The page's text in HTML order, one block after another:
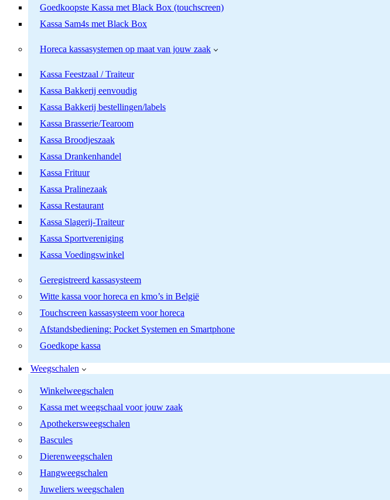
Goedkoopste Kassa met Black Box (touchscreen)
Kassa Sam4s met Black Box
Horeca kassasystemen op maat van jouw zaak
Kassa Feestzaal / Traiteur
Kassa Bakkerij eenvoudig
Kassa Bakkerij bestellingen/labels
Kassa Brasserie/Tearoom
Kassa Broodjeszaak
Kassa Drankenhandel
Kassa Frituur
Kassa Pralinezaak
Kassa Restaurant
Kassa Slagerij-Traiteur
Kassa Sportvereniging
Kassa Voedingswinkel
Geregistreerd kassasysteem
Witte kassa voor horeca en kmo’s in België
Touchscreen kassasysteem voor horeca
Afstandsbediening: Pocket Systemen en Smartphone
Goedkope kassa
Weegschalen
Winkelweegschalen
Kassa met weegschaal voor jouw zaak
Apothekersweegschalen
Bascules
Dierenweegschalen
Hangweegschalen
Juweliers weegschalen